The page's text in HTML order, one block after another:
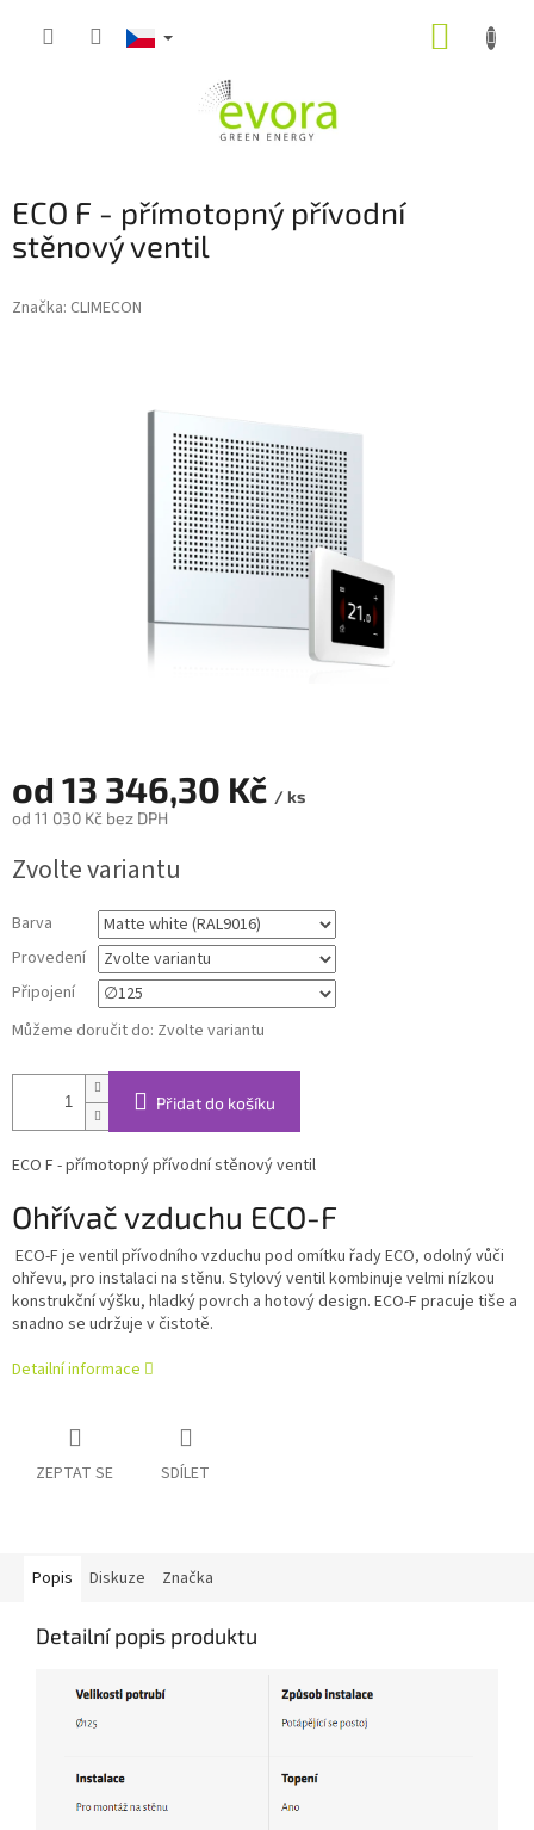
ECO F - přímotopný přívodní
stěnový ventil
Značka: CLIMECON
od 13 346,30 Kč / ks
od 11 030 Kč bez DPH
cena:
Zvolte variantu
Barva
Provedení
Připojení
Můžeme doručit do: Zvolte variantu
Přidat do košíku
ECO F - přímotopný přívodní stěnový ventil
Ohřívač vzduchu ECO-F
ECO-F je ventil přívodního vzduchu pod omítku řady ECO, odolný vůči
ohřevu, pro instalaci na stěnu. Stylový ventil kombinuje velmi nízkou
konstrukční výšku, hladký povrch a hotový design. ECO-F pracuje tiše a
snadno se udržuje v čistotě.
Detailní informace
ZEPTAT SE SDÍLET
Popis Diskuze Značka
Detailní popis produktu